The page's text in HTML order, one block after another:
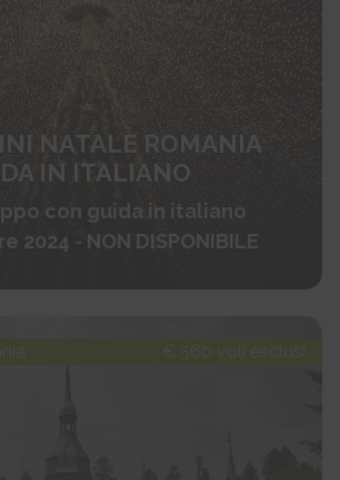
NATALE ROMANIA
IN ITALIANO
con guida in italiano
2024 - NON DISPONIBILE
€ 560 voli esclusi